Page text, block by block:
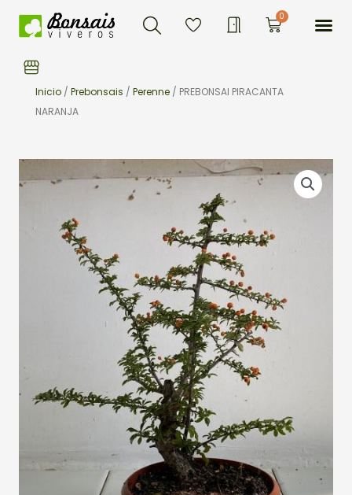
Buscar 0Carrito
Inicio / Prebonsais / Perenne / PREBONSAI PIRACANTA
NARANJA